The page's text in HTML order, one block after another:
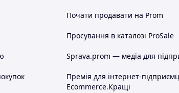
Почати продавати на Prom
Просування в каталозі ProSale
Sprava.prom — медіа для
Премія для інтернет-
Ecommerce.Кращі